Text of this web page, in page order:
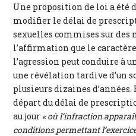
Une proposition de loi a été
modifier le délai de
sexuelles commises sur des
l’affirmation que le
l’agression peut conduire à
une révélation tardive d’un
plusieurs dizaines
départ du délai de
au jour « où l’infraction
conditions permettant